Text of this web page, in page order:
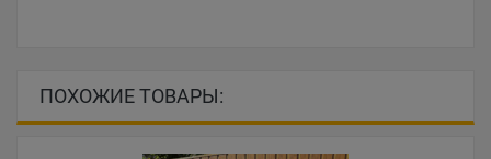
ПОХОЖИЕ ТОВАРЫ: